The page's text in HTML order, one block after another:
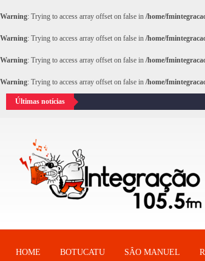
Warning: Trying to access array offset on false in /home/
Warning: Trying to access array offset on false in /home/
Warning: Trying to access array offset on false in /home/
Warning: Trying to access array offset on false in /home/
Últimas notícias
HOME BOTUCATU SÂO MANUEL